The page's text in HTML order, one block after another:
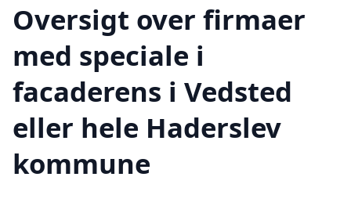
Oversigt over firmaer
med speciale i
facaderens i Vedsted
eller hele Haderslev
kommune